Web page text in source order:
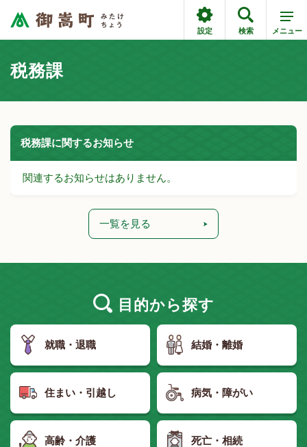
設定 検索 メニュー
税務課
税務課に関するお知らせ
関連するお知らせはありません。
一覧を見る
目的から探す
就職・退職 結婚・離婚
住まい・引越し 病気・障がい
高齢・介護 死亡・相続